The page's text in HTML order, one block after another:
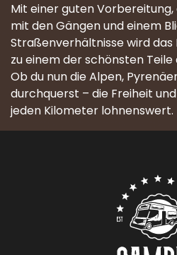
Mit einer guten
mit den Gängen und einem
Straßenverhältnisse wird das
zu einem der schönsten
Ob du nun die Alpen,
durchquerst – die Freiheit
jeden Kilometer lohnenswert.